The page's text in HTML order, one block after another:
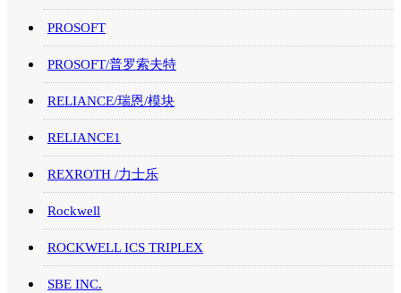
PROSOFT
PROSOFT/普罗索夫特
RELIANCE/瑞恩/模块
RELIANCE1
REXROTH /力士乐
Rockwell
ROCKWELL ICS TRIPLEX
SBE INC.